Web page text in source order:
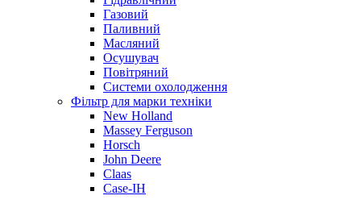
Газовий
Паливний
Масляний
Осушувач
Повітряний
Системи охолодження
Фільтр для марки техніки
New Holland
Massey Ferguson
Horsch
John Deere
Claas
Case-IH